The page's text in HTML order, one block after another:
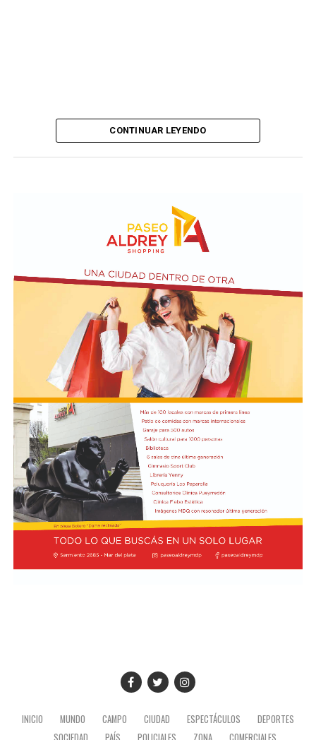
CONTINUAR LEYENDO
INICIO MUNDO CAMPO CIUDAD ESPECTÁCULOS
DEPORTES